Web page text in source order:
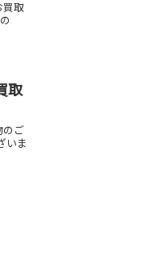
買取
取
のご
いま